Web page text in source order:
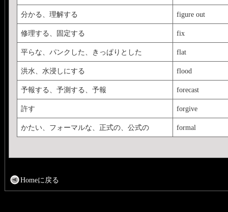
分かる、理解する figure out
修理する、固定する fix
平らな、パンクした、きっぱりとした flat
洪水、水浸しにする flood
予報する、予測する、予報 forecast
許す forgive
かたい、フォーマルな、正式の、公式の formal
Homeに戻る